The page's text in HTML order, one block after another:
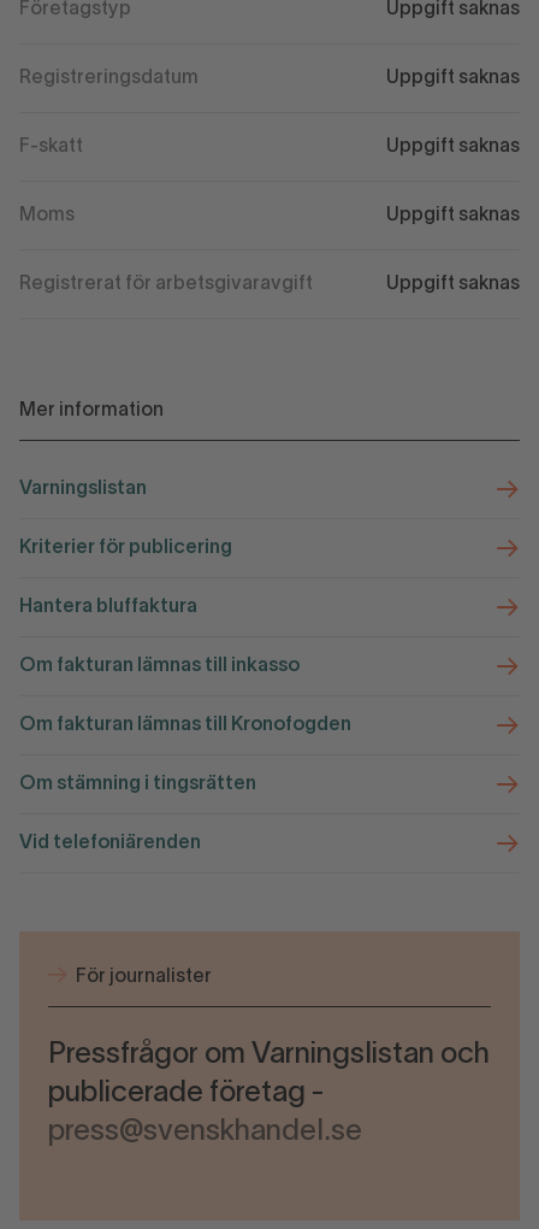
Företagstyp Uppgift saknas
Registreringsdatum Uppgift saknas
F-skatt Uppgift saknas
Moms Uppgift saknas
Registrerat för arbetsgivaravgift Uppgift saknas
Mer information
Varningslistan
Kriterier för publicering
Hantera bluffaktura
Om fakturan lämnas till inkasso
Om fakturan lämnas till Kronofogden
Om stämning i tingsrätten
Vid telefoniärenden
För journalister
Pressfrågor om Varningslistan och
publicerade företag -
press@svenskhandel.se